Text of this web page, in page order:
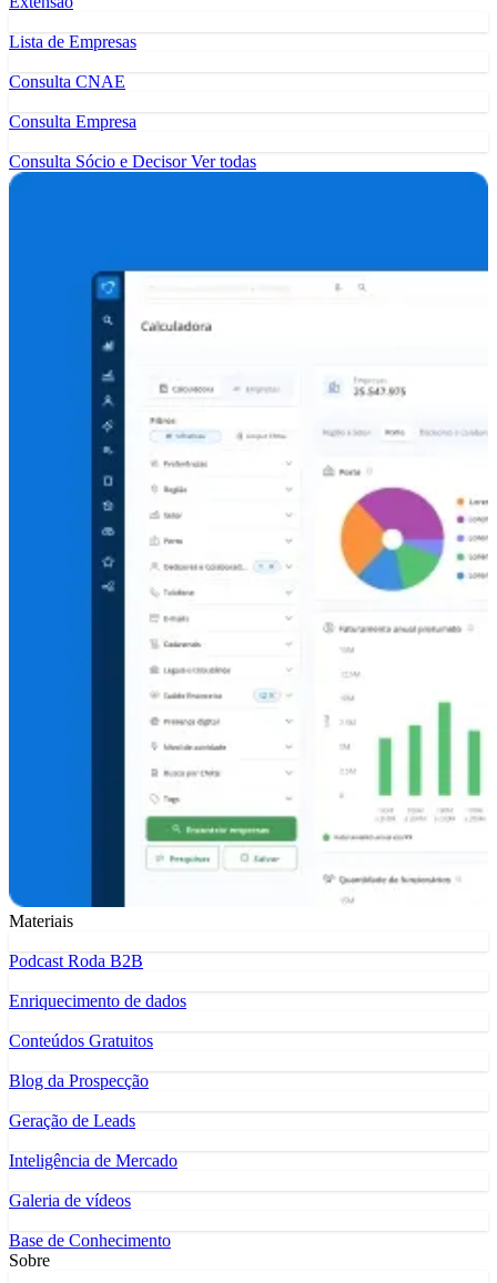
Lista de Empresas
Consulta CNAE
Consulta Empresa
Consulta Sócio e DecisorVer todas
Materiais
Podcast Roda B2B
Enriquecimento de dados
Conteúdos Gratuitos
Blog da Prospecção
Geração de Leads
Inteligência de Mercado
Galeria de vídeos
Base de Conhecimento
Sobre